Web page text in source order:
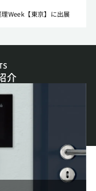
Week【東京】に出展
介